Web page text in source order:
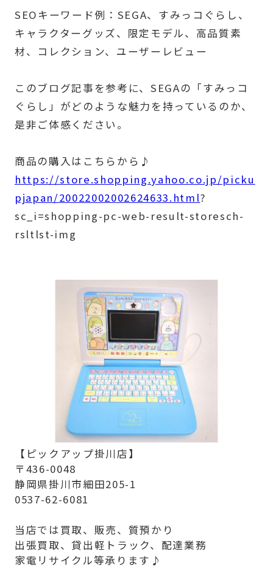
SEOキーワード例：SEGA、すみっコぐらし、
キャラクターグッズ、限定モデル、高品質素
材、コレクション、ユーザーレビュー
このブログ記事を参考に、SEGAの「すみっコ
ぐらし」がどのような魅力を持っているのか、
是非ご体感ください。
商品の購入はこちらから♪
https://store.shopping.yahoo.co.jp/picku
pjapan/20022002002624633.html?
sc_i=shopping-pc-web-result-storesch-
rsltlst-img
【ピックアップ掛川店】
〒436-0048
静岡県掛川市細田205-1
0537-62-6081
当店では買取、販売、質預かり
出張買取、貸出軽トラック、配達業務
家電リサイクル等承ります♪